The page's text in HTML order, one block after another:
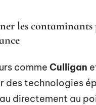
les
comme Culligan
des technologies
directement au